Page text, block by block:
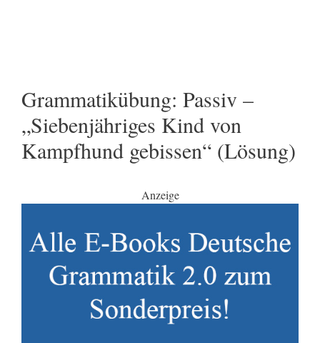
Grammatikübung: Passiv –
„Siebenjähriges Kind von
Kampfhund gebissen“ (Lösung)
Anzeige